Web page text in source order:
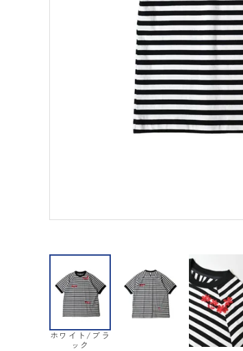
ホワイト/ブラ
ック